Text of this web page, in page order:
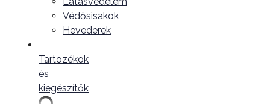
Védősisakok
Hevederek
Tartozékok
és
kiegészítők